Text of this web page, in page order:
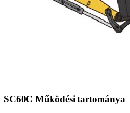
SC60C Működési tartománya